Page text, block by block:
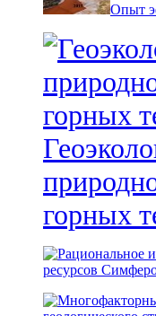
Опыт
горных
ресурсов